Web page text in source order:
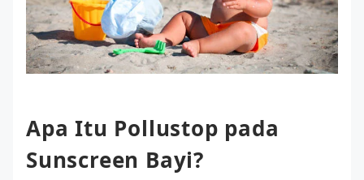
Apa Itu Pollustop pada
Sunscreen Bayi?